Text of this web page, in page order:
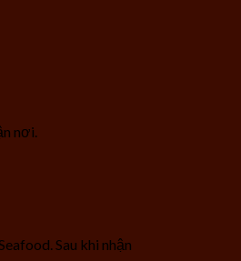
nơi.
Sau khi nhận